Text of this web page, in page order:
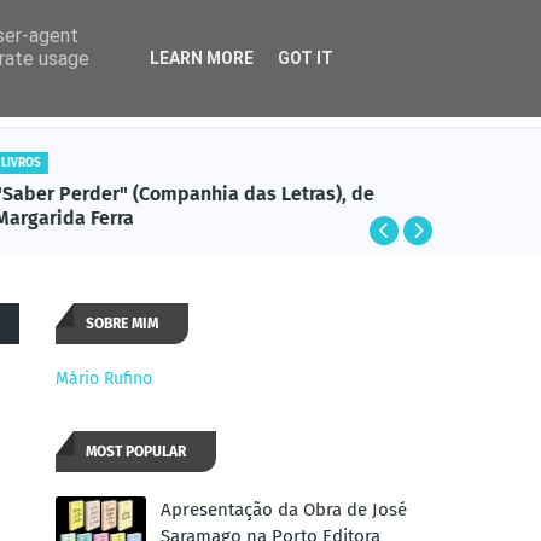
Perder" (Companhia das Letras), de
Ferra
SOBRE MIM
Mário Rufino
MOST POPULAR
Apresentação da Obra de José
Saramago na Porto Editora
agent
usage
LEARN MORE GOT IT